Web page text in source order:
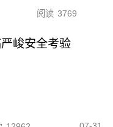
阅读 3769
峻安全考验